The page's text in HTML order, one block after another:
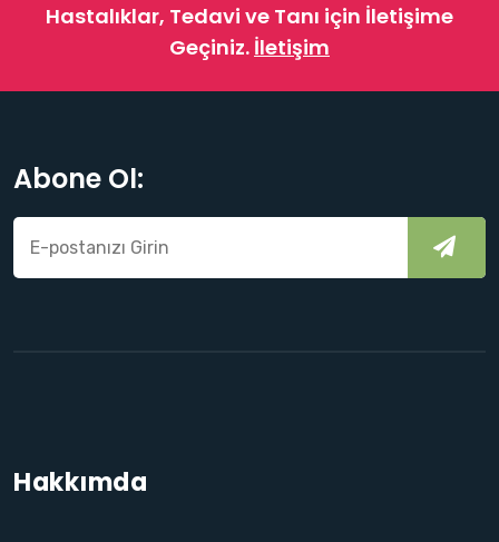
Hastalıklar, Tedavi ve Tanı için İletişime
Geçiniz. İletişim
Abone Ol:
Hakkımda